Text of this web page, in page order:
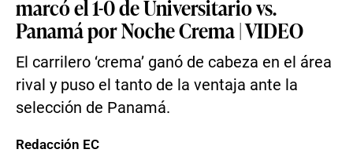
marcó el 1-0 de Universitario vs.
Panamá por Noche Crema | VIDEO
El carrilero ‘crema’ ganó de cabeza en el área
rival y puso el tanto de la ventaja ante la
selección de Panamá.
Redacción EC